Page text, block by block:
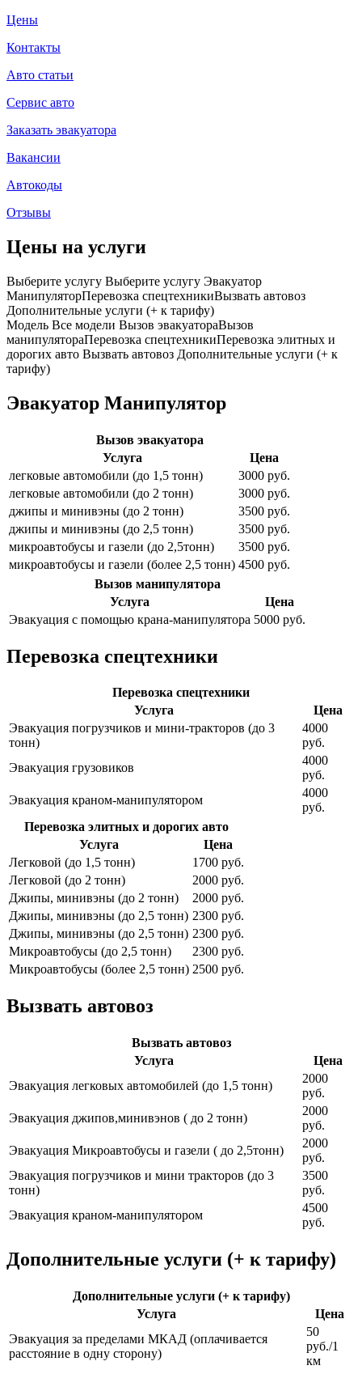
Цены
Контакты
Авто статьи
Сервис авто
Заказать эвакуатора
Вакансии
Автокоды
Отзывы
Цены на услуги
Выберите услугу Выберите услугу Эвакуатор
МанипуляторПеревозка спецтехникиВызвать автовоз
Дополнительные услуги (+ к тарифу)
Модель Все модели Вызов эвакуатораВызов
манипулятораПеревозка спецтехникиПеревозка элитных и
дорогих авто Вызвать автовоз Дополнительные услуги (+ к
тарифу)
Эвакуатор Манипулятор
Вызов эвакуатора
Услуга
Цена
легковые автомобили (до 1,5 тонн)
3000 руб.
легковые автомобили (до 2 тонн)
3000 руб.
джипы и минивэны (до 2 тонн)
3500 руб.
джипы и минивэны (до 2,5 тонн)
3500 руб.
микроавтобусы и газели (до 2,5тонн)
3500 руб.
микроавтобусы и газели (более 2,5 тонн) 4500 руб.
Вызов манипулятора
Услуга
Цена
Эвакуация с помощью крана-манипулятора 5000 руб.
Перевозка спецтехники
Перевозка спецтехники
Услуга
Цена
Эвакуация погрузчиков и мини-тракторов (до 3
тонн)
4000
руб.
Эвакуация грузовиков
4000
руб.
Эвакуация краном-манипулятором
4000
руб.
Перевозка элитных и дорогих авто
Услуга
Цена
Легковой (до 1,5 тонн)
1700 руб.
Легковой (до 2 тонн)
2000 руб.
Джипы, минивэны (до 2 тонн)
2000 руб.
Джипы, минивэны (до 2,5 тонн) 2300 руб.
Джипы, минивэны (до 2,5 тонн) 2300 руб.
Микроавтобусы (до 2,5 тонн)
2300 руб.
Микроавтобусы (более 2,5 тонн) 2500 руб.
Вызвать автовоз
Вызвать автовоз
Услуга
Цена
Эвакуация легковых автомобилей (до 1,5 тонн)
2000
руб.
Эвакуация джипов,минивэнов ( до 2 тонн)
2000
руб.
Эвакуация Микроавтобусы и газели ( до 2,5тонн)
2000
руб.
Эвакуация погрузчиков и мини тракторов (до 3
тонн)
3500
руб.
Эвакуация краном-манипулятором
4500
руб.
Дополнительные услуги (+ к тарифу)
Дополнительные услуги (+ к тарифу)
Услуга
Цена
Эвакуация за пределами МКАД (оплачивается
расстояние в одну сторону)
50
руб./1
км